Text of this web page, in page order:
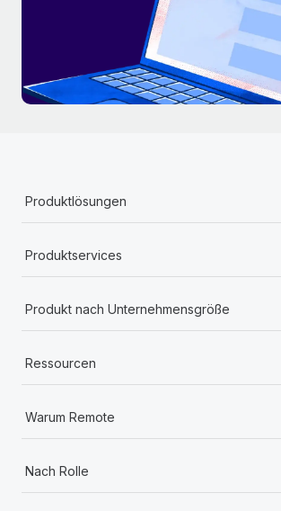
Produktlösungen
Produktservices
Produkt nach Unternehmensgröße
Ressourcen
Warum Remote
Nach Rolle